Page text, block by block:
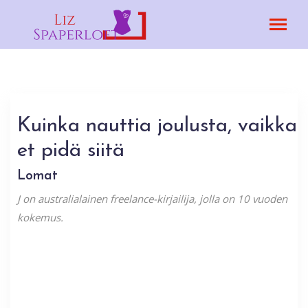
Kuinka nauttia joulusta, vaikka
et pidä siitä
Lomat
J on australialainen freelance-kirjailija, jolla on 10 vuoden
kokemus.